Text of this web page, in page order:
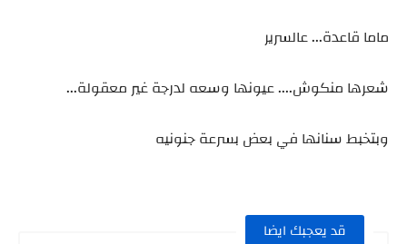
ماما قاعدة... عالسرير
شعرها منكوش.... عيونها وسعه لدرجة غير معقولة...
وبتخبط سنانها في بعض بسرعة جنونيه
قد يعجبك ايضا